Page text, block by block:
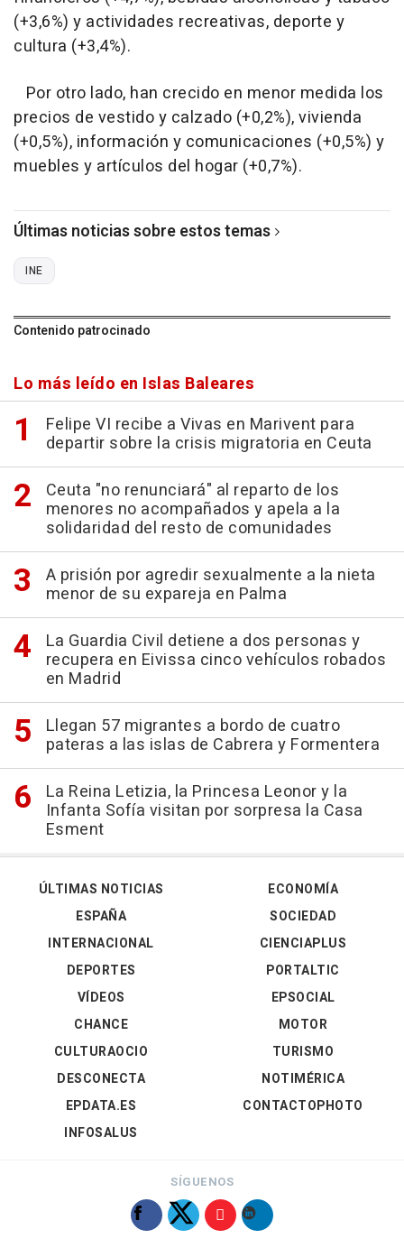
(+3,6%) y actividades recreativas, deporte y
cultura (+3,4%).
Por otro lado, han crecido en menor medida los
precios de vestido y calzado (+0,2%), vivienda
(+0,5%), información y comunicaciones (+0,5%) y
muebles y artículos del hogar (+0,7%).
Últimas noticias sobre estos temas
INE
Contenido patrocinado
Lo más leído en Islas Baleares
Felipe VI recibe a Vivas en Marivent para
departir sobre la crisis migratoria en Ceuta
Ceuta "no renunciará" al reparto de los
menores no acompañados y apela a la
solidaridad del resto de comunidades
A prisión por agredir sexualmente a la nieta
menor de su expareja en Palma
La Guardia Civil detiene a dos personas y
recupera en Eivissa cinco vehículos robados
en Madrid
Llegan 57 migrantes a bordo de cuatro
pateras a las islas de Cabrera y Formentera
La Reina Letizia, la Princesa Leonor y la
Infanta Sofía visitan por sorpresa la Casa
Esment
ÚLTIMAS NOTICIAS
ESPAÑA
INTERNACIONAL
DEPORTES
VÍDEOS
ECONOMÍA
SOCIEDAD
CIENCIAPLUS
PORTALTIC
EPSOCIAL
CHANCE
CULTURAOCIO
DESCONECTA
EPDATA.ES
INFOSALUS
MOTOR
TURISMO
NOTIMÉRICA
CONTACTOPHOTO
SÍGUENOS